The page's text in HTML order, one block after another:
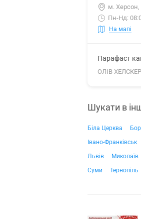
м.
Пн-Нд:
На мапі
Парафаст
ОЛІВ ХЕЛСКЕР
Шукати в
Біла Церква
Івано-Франківськ
Львів
Миколаїв
Суми
Тернопіль